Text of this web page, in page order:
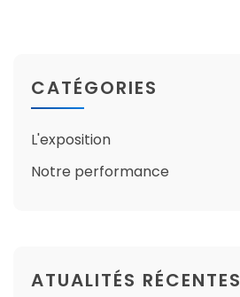
CATÉGORIES
L'exposition
Notre performance
ATUALITÉS RÉCENTES